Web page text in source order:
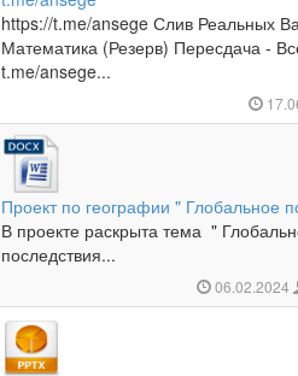
https://t.me/ansege Слив Реальных
Математика (Резерв) Пересдача -
t.me/ansege...
Проект по географии " Глобальное
В проекте раскрыта тема "
последствия...
06.02.2024